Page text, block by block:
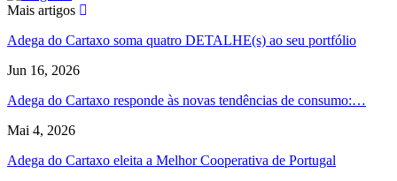
Mais artigos
Adega do Cartaxo soma quatro DETALHE(s) ao seu portfólio
Jun 16, 2026
Adega do Cartaxo responde às novas tendências de consumo:…
Mai 4, 2026
Adega do Cartaxo eleita a Melhor Cooperativa de Portugal